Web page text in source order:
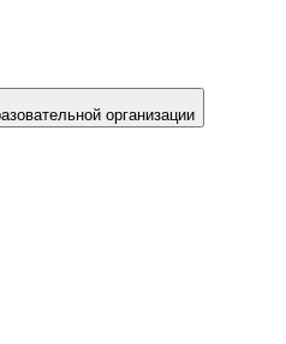
организации